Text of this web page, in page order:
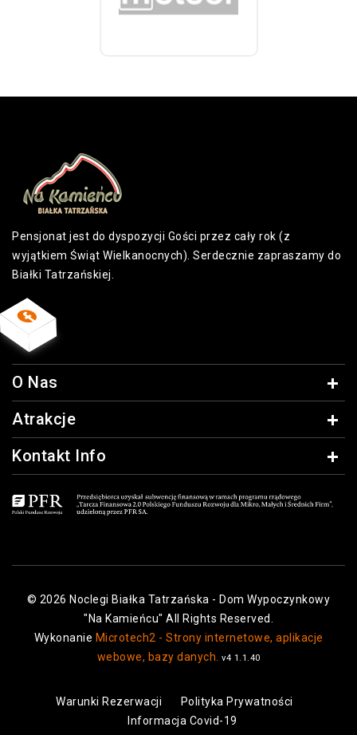
Pensjonat jest do dyspozycji Gości przez cały rok (z
wyjątkiem Świąt Wielkanocnych). Serdecznie zapraszamy do
Białki Tatrzańskiej.
O Nas
Atrakcje
Kontakt Info
© 2026 Noclegi Białka Tatrzańska - Dom Wypoczynkowy
"Na Kamieńcu" All Rights Reserved.
Wykonanie Microtech2 - Strony internetowe, aplikacje
webowe, bazy danych.
v4 1.1.40
Warunki Rezerwacji
Polityka Prywatności
Informacja Covid-19